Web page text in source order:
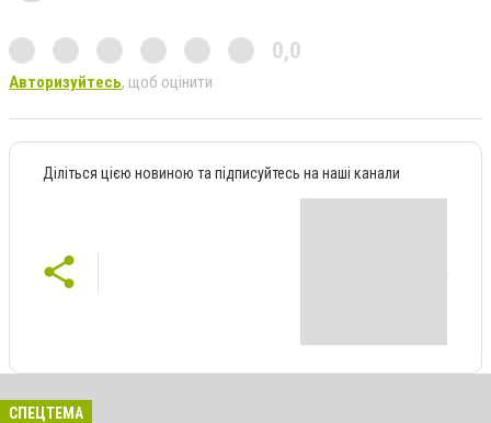
0,0
Авторизуйтесь, щоб оцінити
Діліться цією новиною та підписуйтесь на наші канали
СПЕЦТЕМА